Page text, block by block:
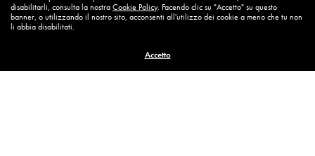
Per cambiare ci vuole coraggio
8 Ottobre 2018
disabilitarli, consulta la nostraCookie Policy. Facendo clic su "Accetto" su questo
banner, o utilizzando il nostro sito, acconsenti all'utilizzo dei cookie a meno che tu non
li abbia disabilitati.
Accetto